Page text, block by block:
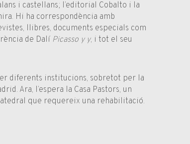
i castellans; l’editorial Cobalto i la
Hi ha correspondència amb
llibres, documents especials com
de Dalí Picasso y y, i tot el seu
diferents institucions, sobretot per la
Ara, l’espera la Casa Pastors, un
que requereix una rehabilitació.